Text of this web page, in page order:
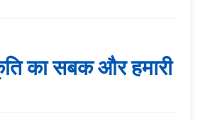
का सबक और हमारी